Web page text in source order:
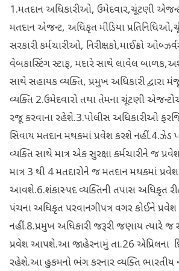
1.મતદાન અધિકારીઓ, ઉમેદવાર,ચૂંટણી
મતદાન એજન્ટ, અધિકૃત મીડિયા
સરકારી કર્મચારીઓ, નિરીક્ષકો,માઈક્રો
વેબકાસ્ટિંગ સ્ટાફ, મદારે સાથે લાવેલ
સાથે સહાયક વ્યક્તિ, પ્રમુખ અધિકારી દ્વારા
વ્યક્તિ 2.ઉમેદવારો તથા તેમના ચૂંટણી
રજૂ કરવાના રહેશે.3.પોલીસ અધિકારીઓ
સિવાય મતદાન મથકમાં પ્રવેશ કરશે નહીં.4.ઝેડ
વ્યક્તિ સાથે માત્ર એક સુરક્ષા કર્મચારીને જ
માત્ર 3 થી 4 મતદારોને જ મતદાન મથકમાં
આવશે.6.શંકાસ્પદ વ્યક્તિની તપાસ અધિકૃત
પંચના અધિકૃત પરવાનગીપત્ર વગર કોઈને
નહીં.8.પ્રમુખ અધિકારી જરૂરી જણાય ત્યારે જ
પ્રવેશ આપશે.આ જાહેરનામું તા.26 એપ્રિલના
રહેશે.આ હુકમનો ભંગ કરનાર વ્યક્તિ ભારતીય